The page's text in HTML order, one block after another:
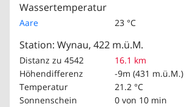
Wassertemperatur
Aare 23 °C
Station: Wynau, 422 m.ü.M.
Distanz zu 4542
16.1 km
Höhendifferenz
-9m (431 m.ü.M.)
Temperatur
21.2 °C
Sonnenschein
0 von 10 min